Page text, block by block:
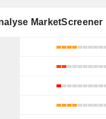
MarketScreener